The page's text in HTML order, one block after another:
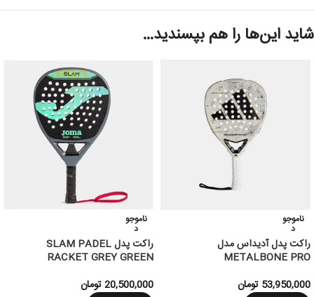
شاید این‌ها را هم بپسندید…
ناموجو
د
راکت پدل آدیداس مدل
METALBONE PRO
53,950,000 تومان
ناموجو
د
راکت پدل SLAM PADEL
RACKET GREY GREEN
20,500,000تومان